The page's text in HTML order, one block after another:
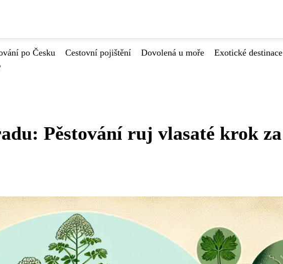
po Česku Cestovní pojištění Dovolená u moře Exotické destinace
Pěstování ruj vlasaté krok za